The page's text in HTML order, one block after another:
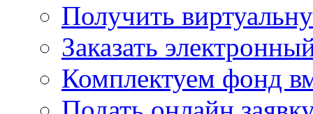
Получить
Заказать
Комплектуем фонд